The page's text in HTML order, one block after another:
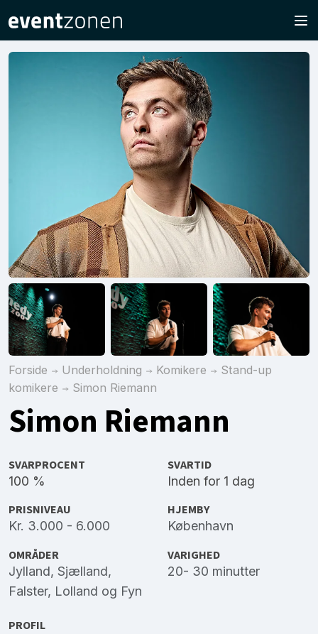
Forside Underholdning Komikere
Stand-up
komikere
Simon Riemann
Simon Riemann
SVARPROCENT
100 %
SVARTID
Inden for 1 dag
PRISNIVEAU
Kr. 3.000 - 6.000
HJEMBY
København
OMRÅDER
Jylland, Sjælland,
Falster, Lolland og Fyn
VARIGHED
20- 30 minutter
PROFIL